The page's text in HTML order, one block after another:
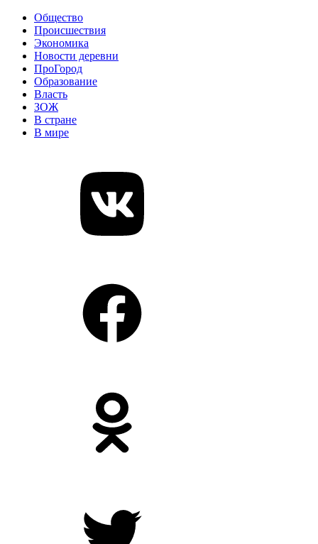
Общество
Происшествия
Экономика
Новости деревни
ПроГород
Образование
Власть
ЗОЖ
В стране
В мире